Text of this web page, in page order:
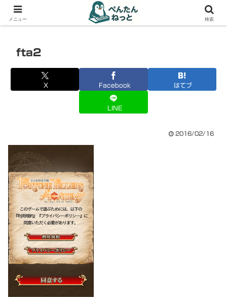
PCやガジェットの備忘録
fta2
X Facebook はてブ
LINE
2016/02/16
メニュー 検索